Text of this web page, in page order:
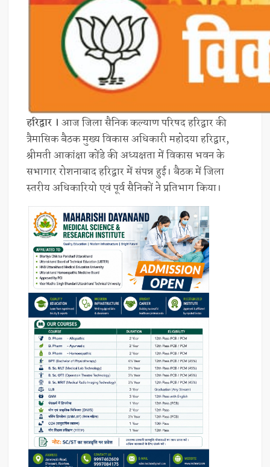
हरिद्वार । आज जिला सैनिक कल्याण परिषद हरिद्वार की
त्रैमासिक बैठक मुख्य विकास अधिकारी महोदया हरिद्वार,
श्रीमती आकांक्षा कोंडे की अध्यक्षता में विकास भवन के
सभागार रोशनाबाद हरिद्वार में संपन्न हुई। बैठक में जिला
स्तरीय अधिकारियो एवं पूर्व सैनिकों ने प्रतिभाग किया।